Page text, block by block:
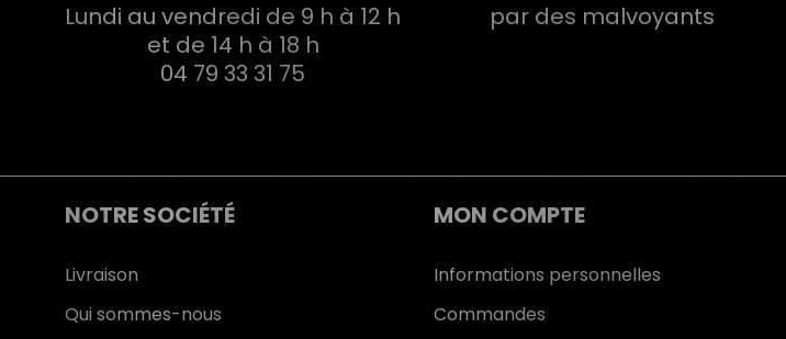
Lundi au vendredi de 9 h à 12 h
et de 14 h à 18 h
04 79 33 31 75
par des malvoyants
NOTRE SOCIÉTÉ
Livraison
Qui sommes-nous
MON COMPTE
Informations personnelles
Commandes